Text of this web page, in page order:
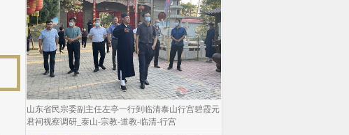
山东省民宗委副主任左亭一行到临清泰山行宫碧霞元
君祠视察调研_泰山-宗教-道教-临清-行宫